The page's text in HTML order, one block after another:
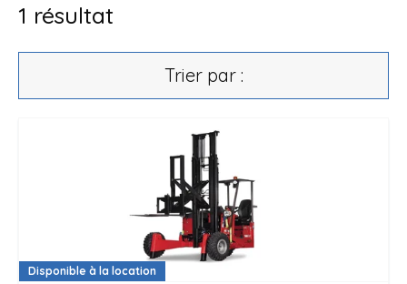
1 résultat
Trier par :
Disponible à la location